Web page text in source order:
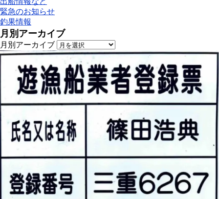
緊急のお知らせ
釣果情報
月別アーカイブ
月別アーカイブ